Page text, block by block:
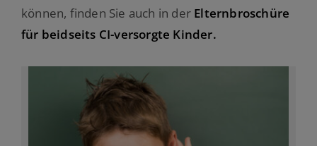
können, finden Sie auch in der Elternbroschüre
für beidseits CI-versorgte Kinder.